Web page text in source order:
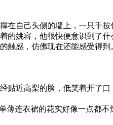
己头侧的墙上，一只手按
姚容，他很快便意识到了
触感，仿佛现在还能感受得到
近高梨的脸，低笑着开了口
连衣裙的花实好像一点都不